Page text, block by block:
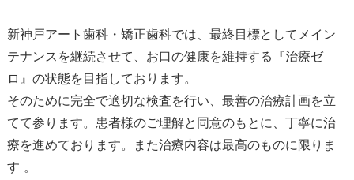
新神戸アート歯科・矯正歯科では、最終目標としてメイン
テナンスを継続させて、お口の健康を維持する『治療ゼ
ロ』の状態を目指しております。
そのために完全で適切な検査を行い、最善の治療計画を立
てて参ります。患者様のご理解と同意のもとに、丁寧に治
療を進めております。また治療内容は最高のものに限りま
す 。